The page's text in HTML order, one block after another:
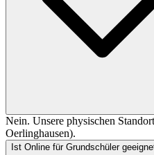
Nein. Unsere physischen
Oerlinghausen).
Ist Online für Grundschüler